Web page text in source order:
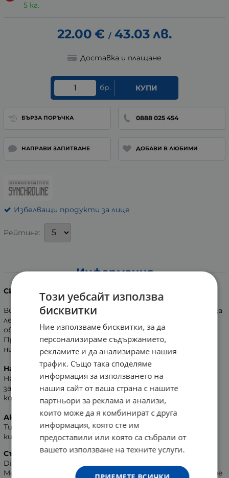
5 кг.
22.00 € / 43.03 лв.
Доставка и плащане
бр. КУПИ
БЪРЗА ПОРЪЧКА 0888 025 454
НАПРАВИ ЗАПИТВАНЕ ДОБАВИ В ЛЮБИМИ
Избелващи продукти за лице
Рейтинг:
Информация
СИНХРОЛАЙН ТИОСПОТ УЛТРА крем SPF 50
Високо ефективна емулсия специално предназначена за
лечение на широко разпространени или локализирани
области на хиперпигментация на лицето и тялото.
Приятната форма се абсорбира веднага и не оставя
никакви лепкави или мазни остатъци.
Начин на приложение
Нанесете два пъти дневно върху чиста суха кожа
засегната от хиперпигментация. Масажирайте
кожата, до пълното абсорбиране на крема.
Активни съставки
Тиоктовата киселина, етил линолеат, дионова
киселина, млечна киселина, UVA - UVB филтри.
Състав:
Aqua (Water), Ethylhexyl Methoxycinnamate,
Diethylamino Hydroxybenzoyl Hexyl Benzoate,
Methylpropanediol, Triethylhexanoin, Octocrylene, Methylene
Този уебсайт използва
бисквитки
Ние използваме бисквитки, за да
персонализираме съдържанието,
рекламите и да анализираме нашия
трафик. Също така споделяме
информация за използването на
нашия сайт от ваша страна с нашите
партньори за реклама и анализи,
които може да я комбинират с друга
информация, която сте им
предоставили или която са събрали от
вашето използване на техните услуги.